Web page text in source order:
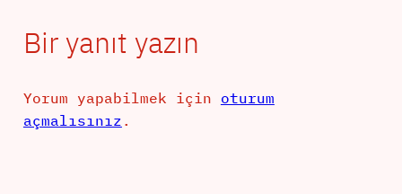
Bir yanıt yazın
Yorum yapabilmek için oturum
açmalısınız .